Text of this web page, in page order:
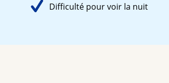
Difficulté pour voir la nuit